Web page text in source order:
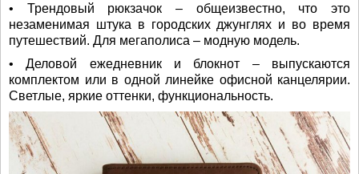
• Трендовый рюкзачок – общеизвестно, что это
незаменимая штука в городских джунглях и во время
путешествий. Для мегаполиса – модную модель.
• Деловой ежедневник и блокнот – выпускаются
комплектом или в одной линейке офисной канцелярии.
Светлые, яркие оттенки, функциональность.